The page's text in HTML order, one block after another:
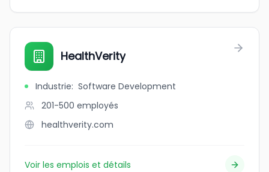
HealthVerity
Industrie: Software Development
201-500 employés
healthverity.com
Voir les emplois et détails